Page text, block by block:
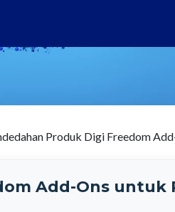
Produk Digi Freedom
Add-Ons untuk